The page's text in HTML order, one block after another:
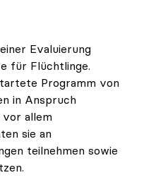
Evaluierung
für Flüchtlinge.
Programm von
in Anspruch
vor allem
sie an
teilnehmen sowie